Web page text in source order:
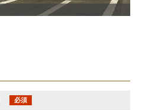
必須